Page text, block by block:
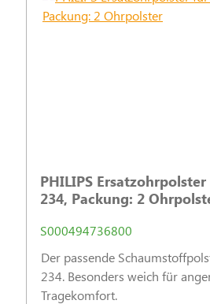
PHILIPS
234, Packung: 2
S000494736800
Der passende
234. Besonders weich für
Tragekomfort.